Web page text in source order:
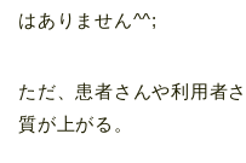
はありません^^;
ただ、患者さんや利用者
質が上がる。